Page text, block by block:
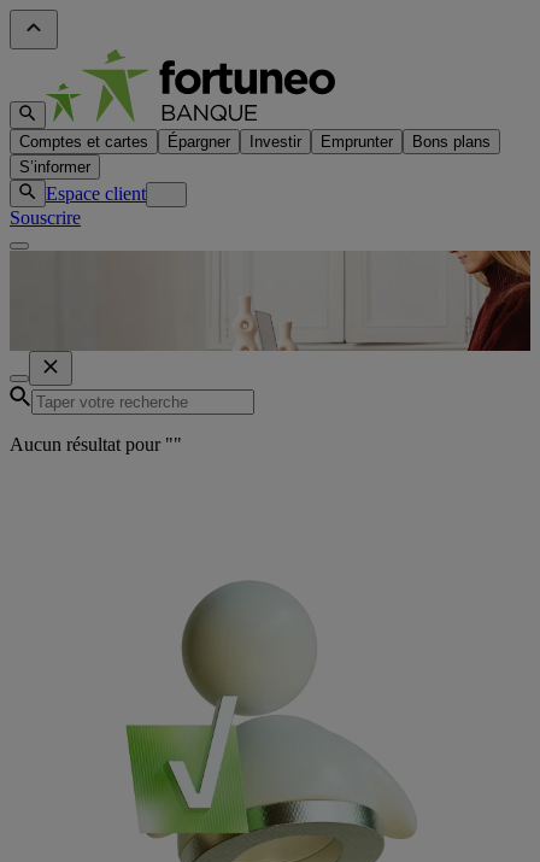
Comptes et cartes Épargner Investir Emprunter
Bons plans
S’informer
Espace client
Souscrire
Aucun résultat pour ""